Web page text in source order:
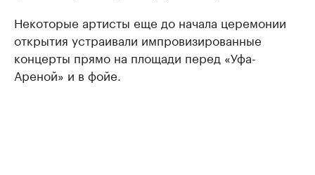
Некоторые артисты еще до начала церемонии
открытия устраивали импровизированные
концерты прямо на площади перед «Уфа-
Ареной» и в фойе.